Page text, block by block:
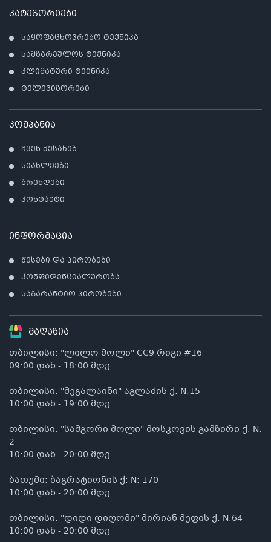
კატეგორიები
საყოფაცხოვრებო ტექნიკა
სამზარეულოს ტექნიკა
კლიმატური ტექნიკა
ტელევიზორები
კომპანია
ჩვენ შესახებ
სიახლეები
ბრენდები
კონტაქტი
ინფორმაცია
წესები და პირობები
კონფიდენციალურობა
საგარანტიო პირობები
მაღაზია
თბილისი: "ლილო მოლი" CC9 რიგი #16
09:00 დან - 18:00 მდე
თბილისი: "მეგალაინი" აგლაძის ქ: N:15
10:00 დან - 19:00 მდე
თბილისი: "სამგორი მოლი" მოსკოვის გამზირი ქ: N:
2
10:00 დან - 20:00 მდე
ბათუმი: ბაგრატიონის ქ: N: 170
10:00 დან - 20:00 მდე
თბილისი: "დიდი დიღომი" მირიან მეფის ქ: N:64
10:00 დან - 20:00 მდე